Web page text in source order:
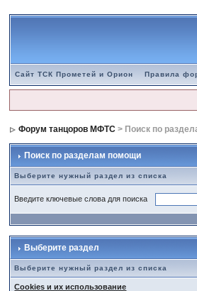
Сайт ТСК Прометей и Орион Правила
Форум танцоров МФТС > Поиск по
Поиск по разделам помощи
Выберите нужный раздел из списка
Введите ключевые слова для поиска
Выберите раздел
Выберите нужный раздел из списка
Cookies и их использование